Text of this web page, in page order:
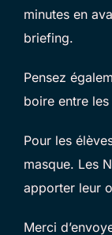
minutes en
briefing.
Pensez
boire entre
Pour les
masque. Les
apporter leur
Merci